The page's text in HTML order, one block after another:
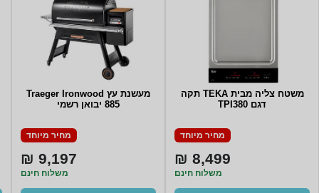
משטח צליה מבית TEKA תקה
דגם TPI380
מחיר מיוחד
8,499 ₪
משלוח חינם
מעשנת ‏עץ Traeger Ironwood
885 יבואן רשמי
מחיר מיוחד
9,197 ₪
משלוח חינם